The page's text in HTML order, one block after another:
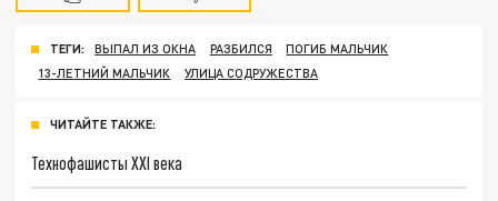
ТЕГИ: ВЫПАЛ ИЗ ОКНА РАЗБИЛСЯ
ПОГИБ МАЛЬЧИК
13-ЛЕТНИЙ МАЛЬЧИК
УЛИЦА СОДРУЖЕСТВА
ЧИТАЙТЕ ТАКЖЕ:
Технофашисты XXI века